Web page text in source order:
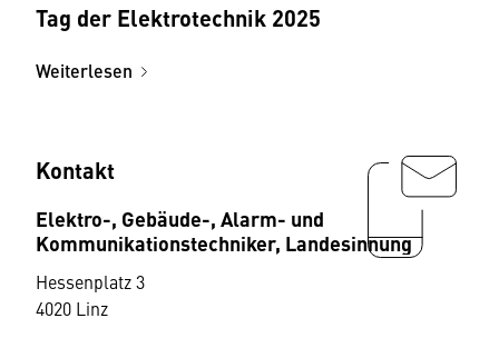
Tag der Elektrotechnik 2025
Weiterlesen
Kontakt
Elektro-, Gebäude-, Alarm- und
Kommunikationstechniker, Landesinnung
Hessenplatz 3
4020 Linz